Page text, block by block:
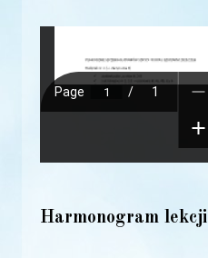
Harmonogram lekcji